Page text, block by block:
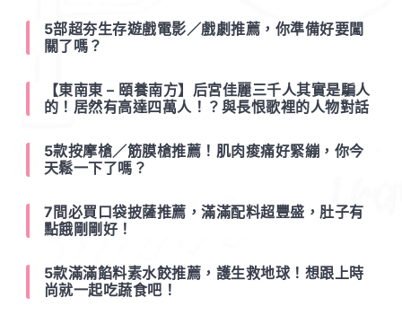
5部超夯生存遊戲電影／戲劇推薦，你準備好要闖
關了嗎？
【東南東 – 頤養南方】后宮佳麗三千人其實是騙人
的！居然有高達四萬人！？與長恨歌裡的人物對話
5款按摩槍／筋膜槍推薦！肌肉痠痛好緊繃，你今
天鬆一下了嗎？
7間必買口袋披薩推薦，滿滿配料超豐盛，肚子有
點餓剛剛好！
5款滿滿餡料素水餃推薦，護生救地球！想跟上時
尚就一起吃蔬食吧！